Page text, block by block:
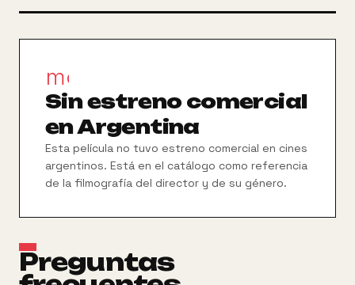
movie_filter
Sin estreno comercial
en Argentina
Esta película no tuvo estreno comercial en cines
argentinos. Está en el catálogo como referencia
de la filmografía del director y de su género.
Preguntas